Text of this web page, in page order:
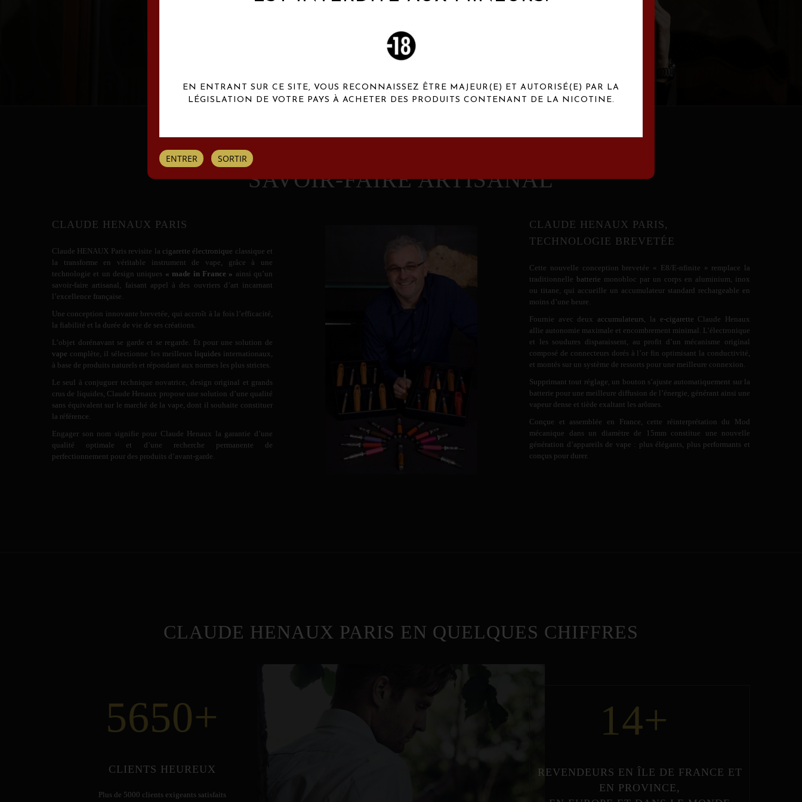
SAVOIR-FAIRE ARTISANAL
CLAUDE HENAUX PARIS
Claude HENAUX Paris revisite la cigarette électronique classique et
la transforme en véritable instrument de vape, grâce à une
technologie et un design uniques « made in France » ainsi qu’un
savoir-faire artisanal, faisant appel à des ouvriers d’art incarnant
l’excellence française.
Une conception innovante brevetée, qui accroît à la fois l’efficacité,
la fiabilité et la durée de vie de ses créations.
L’objet dorénavant se garde et se regarde. Et pour une solution de
vape complète, il sélectionne les meilleurs liquidesinternationaux,
à base de produits naturels et répondant aux normes les plus strictes.
Le seul à conjuguer technique novatrice, design original et grands
crus de liquides, Claude Henaux propose une solution d’une qualité
sans équivalent sur le marché de la vape, dont il souhaite constituer
la référence.
Engager son nom signifie pour Claude Henaux la garantie d’une
qualité optimale et d’une recherche permanente de
perfectionnement pour des produits d’avant-garde.
CLAUDE HENAUX PARIS,
TECHNOLOGIE BREVETÉE
Cette nouvelle conception brevetée « E8/E-nfinite » remplace la
traditionnelle batterie monobloc par un corps en aluminium, inox
ou titane, qui accueille un accumulateur standard rechargeable en
moins d’une heure.
Fournie avec deux accumulateurs , la e-cigarette Claude Henaux
allie autonomie maximale et encombrement minimal. L’électronique
et les soudures disparaissent, au profit d’un mécanisme original
composé de connecteurs dorés à l’or fin optimisant la conductivité,
et montés sur un système de ressorts pour une meilleure connexion.
Supprimant tout réglage, un bouton s’ajuste automatiquement sur la
batterie pour une meilleure diffusion de l’énergie, générant ainsi une
vapeur dense et tiède exaltant les arômes.
Conçue et assemblée en France, cette réinterprétation du Mod
mécanique dans un diamètre de 15mm constitue une nouvelle
génération d’appareils de vape : plus élégants, plus performants et
conçus pour durer.
CLAUDE HENAUX PARIS EN QUELQUES CHIFFRES
5650+
CLIENTS HEUREUX
Plus de 5000 clients exigeants satisfaits
14+
REVENDEURS EN ÎLE DE FRANCE ET
EN PROVINCE,
EN ENTRANT SUR CE SITE, VOUS RECONNAISSEZ ÊTRE MAJEUR(E) ET AUTORISÉ(E) PAR LA
LÉGISLATION DE VOTRE PAYS À ACHETER DES PRODUITS CONTENANT DE LA NICOTINE.
ENTRER SORTIR